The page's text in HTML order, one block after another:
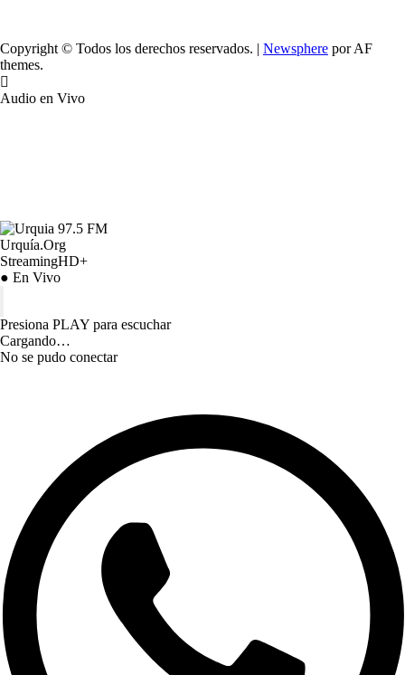
Copyright © Todos los derechos reservados. | Newsphere por AF
themes.
Audio en Vivo
Urquía.Org
StreamingHD+
● En Vivo
Presiona PLAY para escuchar
Cargando…
No se pudo conectar